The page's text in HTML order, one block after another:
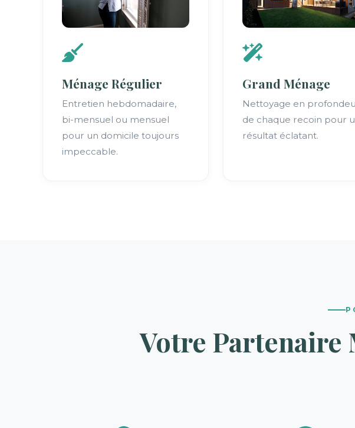
Ménage Régulier
Entretien hebdomadaire,
bi-mensuel ou mensuel
pour un domicile toujours
impeccable.
Grand Ménage
Nettoyage en
de chaque recoin pour
résultat éclatant.
Votre Partenaire